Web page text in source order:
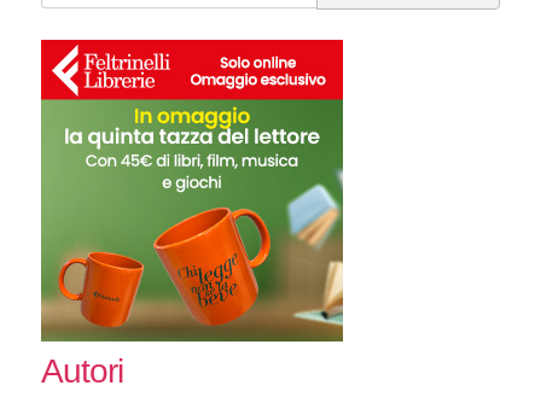
for:
Autori